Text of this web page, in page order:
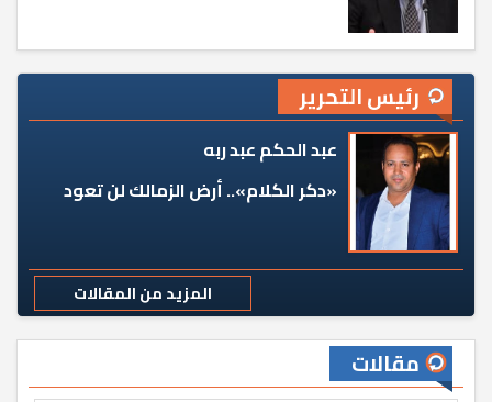
رئيس التحرير
عبد الحكم عبد ربه
«دكر الكلام».. أرض الزمالك لن تعود
المزيد من المقالات
مقالات